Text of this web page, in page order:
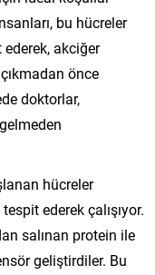
bu hücreler
akciğer
önce
doktorlar,
hücreler
ederek çalışıyor.
salınan protein ile
geliştirdiler. Bu